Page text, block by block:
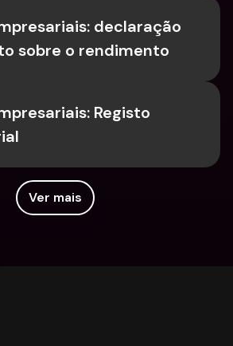
declaração
sobre o rendimento
Registo
Ver mais